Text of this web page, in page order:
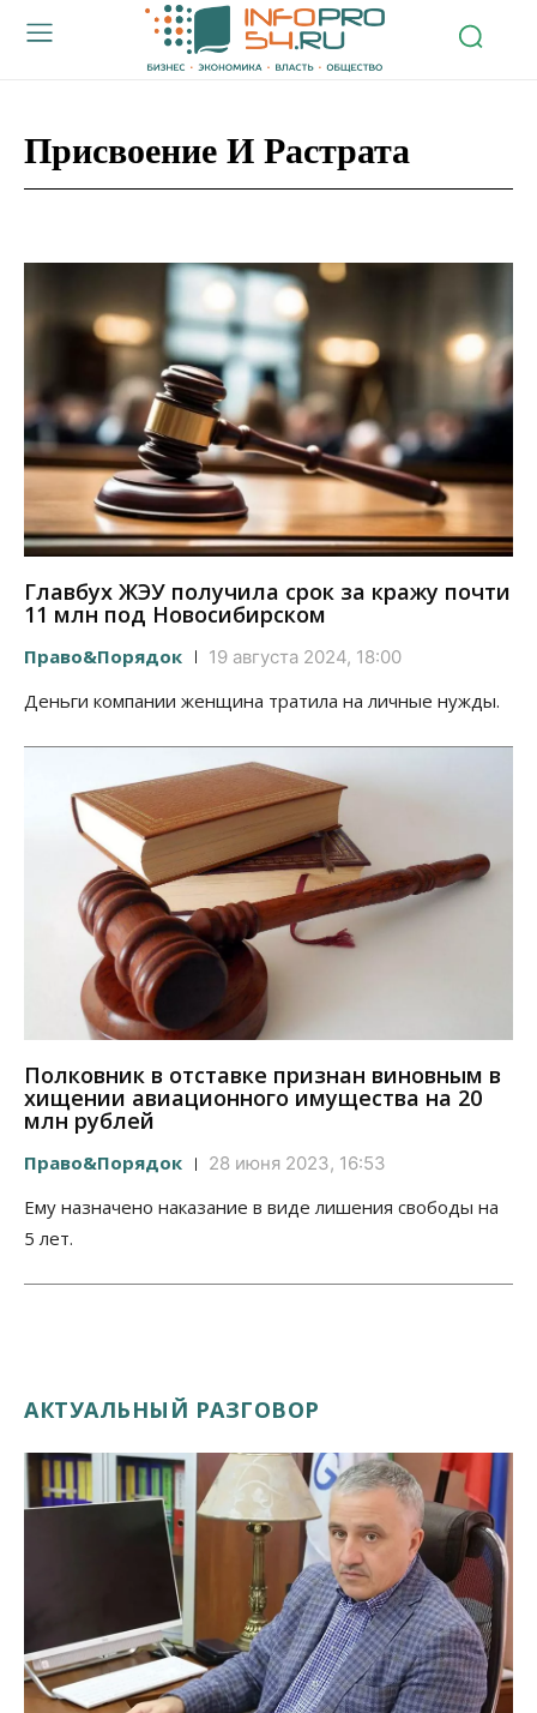
Присвоение И Растрата
Главбух ЖЭУ получила срок за кражу почти
11 млн под Новосибирском
Право&Порядок 19 августа 2024, 18:00
Деньги компании женщина тратила на личные нужды.
Полковник в отставке признан виновным в
хищении авиационного имущества на 20
млн рублей
Право&Порядок 28 июня 2023, 16:53
Ему назначено наказание в виде лишения свободы на
5 лет.
АКТУАЛЬНЫЙ РАЗГОВОР